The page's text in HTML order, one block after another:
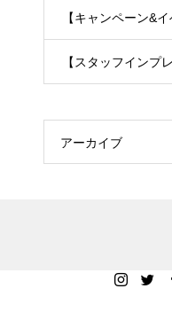
【キャンペーン&イ
【スタッフインプ
アーカイブ